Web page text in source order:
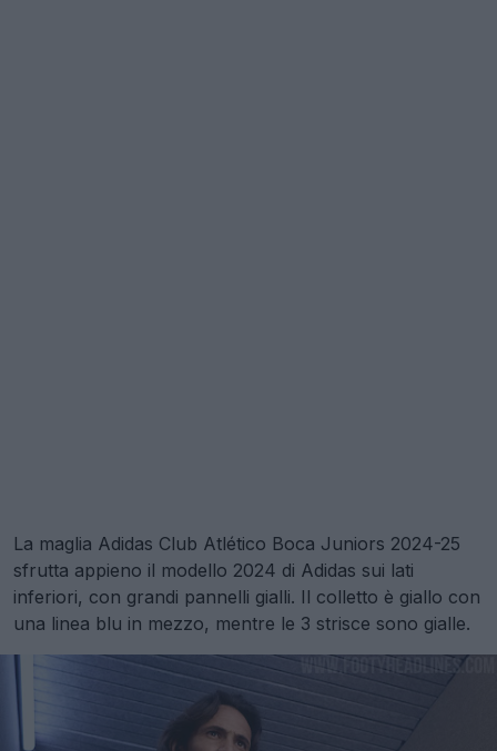
La maglia Adidas Club Atlético Boca Juniors 2024-25
sfrutta appieno il modello 2024 di Adidas sui lati
inferiori, con grandi pannelli gialli. Il colletto è giallo con
una linea blu in mezzo, mentre le 3 strisce sono gialle.